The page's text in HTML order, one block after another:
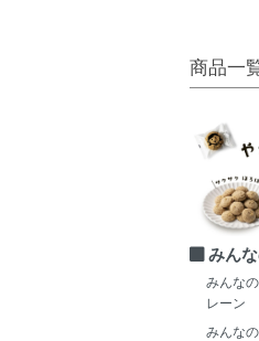
商品一
みんな
みんな
レーン
みんな